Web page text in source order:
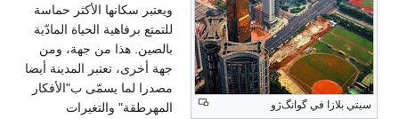
بلازا في گوانگ‌ژو
ويعتبر سكانها الأكثر حماسة
للتمتع برفاهية الحياة المادّية
بالصين. هذا من جهة، ومن
جهة أخرى، تعتبر المدينة أيضا
مصدرا لما يسمّى ب"الأفكار
المهرطقة" والتغيرات